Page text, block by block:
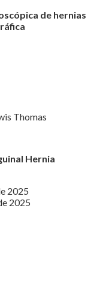
de hernias
Thomas
Hernia
2025
2025